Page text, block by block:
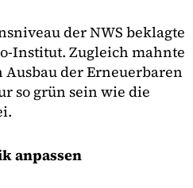
der NWS beklagte
Institut. Zugleich mahnte
der Erneuerbaren
so grün sein wie die
anpassen